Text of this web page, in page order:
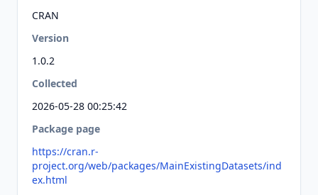
CRAN
Version
1.0.2
Collected
2026-05-28 00:25:42
Package page
https://cran.r-
project.org/web/packages/MainExistingDatasets/ind
ex.html